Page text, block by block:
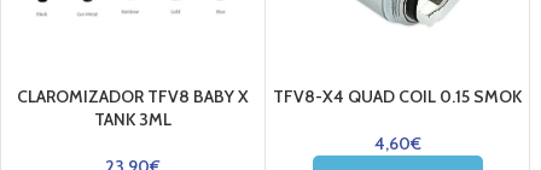
CLAROMIZADOR TFV8 BABY X
TANK 3ML
TFV8-X4 QUAD COIL 0.15 SMOK
4,60€